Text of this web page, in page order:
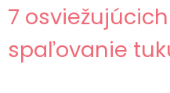
7
spaľovanie